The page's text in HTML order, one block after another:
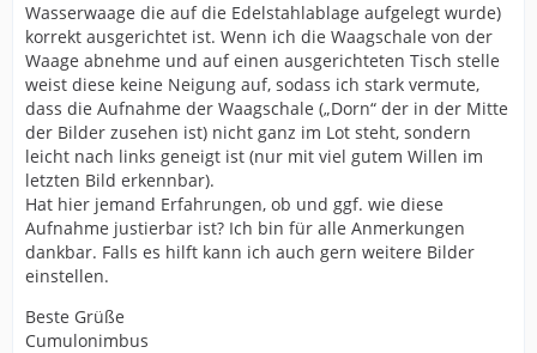
Wasserwaage die auf die Edelstahlablage aufgelegt wurde)
korrekt ausgerichtet ist. Wenn ich die Waagschale von der
Waage abnehme und auf einen ausgerichteten Tisch stelle
weist diese keine Neigung auf, sodass ich stark vermute,
dass die Aufnahme der Waagschale („Dorn“ der in der Mitte
der Bilder zusehen ist) nicht ganz im Lot steht, sondern
leicht nach links geneigt ist (nur mit viel gutem Willen im
letzten Bild erkennbar).
Hat hier jemand Erfahrungen, ob und ggf. wie diese
Aufnahme justierbar ist? Ich bin für alle Anmerkungen
dankbar. Falls es hilft kann ich auch gern weitere Bilder
einstellen.
Beste Grüße
Cumulonimbus